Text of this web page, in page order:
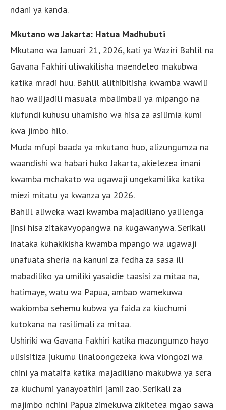
ndani ya kanda.
Mkutano wa Jakarta: Hatua Madhubuti
Mkutano wa Januari 21, 2026, kati ya Waziri Bahlil na
Gavana Fakhiri uliwakilisha maendeleo makubwa
katika mradi huu. Bahlil alithibitisha kwamba wawili
hao walijadili masuala mbalimbali ya mipango na
kiufundi kuhusu uhamisho wa hisa za asilimia kumi
kwa jimbo hilo.
Muda mfupi baada ya mkutano huo, alizungumza na
waandishi wa habari huko Jakarta, akielezea imani
kwamba mchakato wa ugawaji ungekamilika katika
miezi mitatu ya kwanza ya 2026.
Bahlil aliweka wazi kwamba majadiliano yalilenga
jinsi hisa zitakavyopangwa na kugawanywa. Serikali
inataka kuhakikisha kwamba mpango wa ugawaji
unafuata sheria na kanuni za fedha za sasa ili
mabadiliko ya umiliki yasaidie taasisi za mitaa na,
hatimaye, watu wa Papua, ambao wamekuwa
wakiomba sehemu kubwa ya faida za kiuchumi
kutokana na rasilimali za mitaa.
Ushiriki wa Gavana Fakhiri katika mazungumzo hayo
ulisisitiza jukumu linaloongezeka kwa viongozi wa
chini ya mataifa katika majadiliano makubwa ya sera
za kiuchumi yanayoathiri jamii zao. Serikali za
majimbo nchini Papua zimekuwa zikitetea mgao sawa